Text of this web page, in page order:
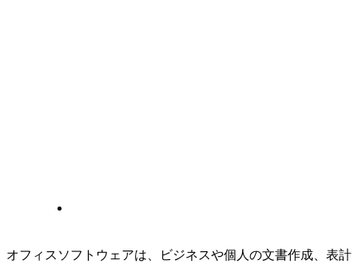
オフィスソフトウェアは、ビジネスや個人の文書作成、表計